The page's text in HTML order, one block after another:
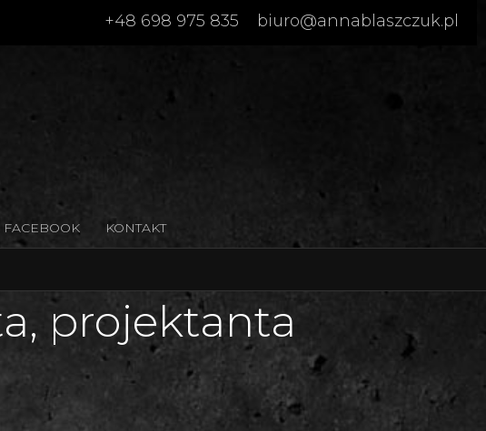
+48 698 975 835 biuro@annablaszczuk.pl
FACEBOOK KONTAKT
projektanta